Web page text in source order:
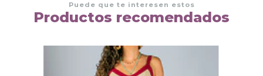
Puede que te interesen estos
Productos recomendados